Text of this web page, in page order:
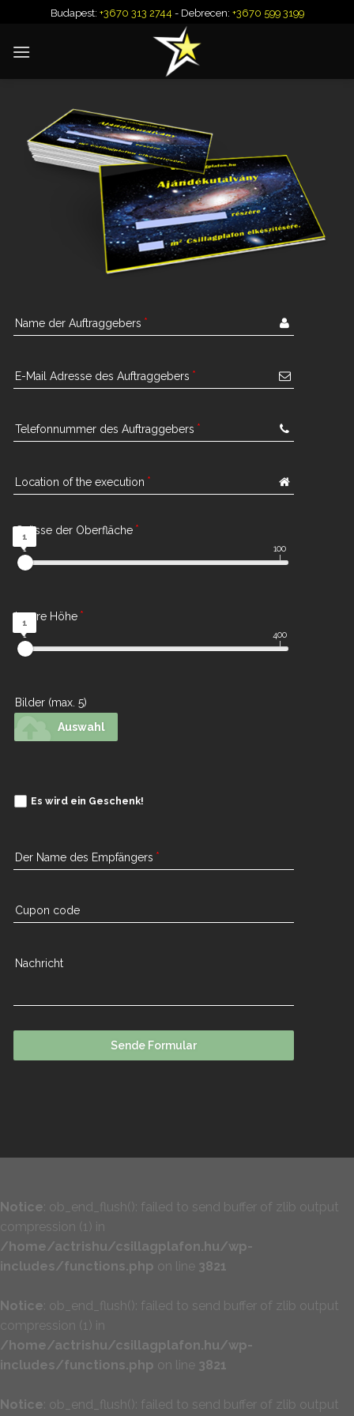
content
Budapest: +3670 313 2744 - Debrecen: +3670 599 3199
Name der Auftraggebers
E-Mail Adresse des Auftraggebers
Telefonnummer des Auftraggebers
Location of the execution
Grösse der Oberfläche
1
1
100
Innere Höhe
1
1
400
Bilder (max. 5)
Auswahl
Es wird ein Geschenk!
Der Name des Empfängers
Cupon code
Nachricht
Sende Formular
Notice: ob_end_flush(): failed to send buffer of zlib output
compression (1) in
/home/actrishu/csillagplafon.hu/wp-
includes/functions.php on line 3821
Notice: ob_end_flush(): failed to send buffer of zlib output
compression (1) in
/home/actrishu/csillagplafon.hu/wp-
includes/functions.php on line 3821
Notice: ob_end_flush(): failed to send buffer of zlib output